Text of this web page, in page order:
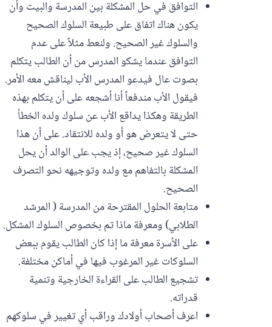
التوافق في حل المشكلة بين المدرسة والبيت وأن
يكون هناك اتفاق على طبيعة السلوك الصحيح
والسلوك غير الصحيح. ولنعط مثلاً على عدم
التوافق عندما يشكو المدرس من أن الطالب يتكلم
بصوت عال فيدعو المدرس الأب ليناقش معه الأمر.
فيقول الأب مندفعاً أنا أشجعه على أن يتكلم بهذه
الطريقة وهكذا يداقع الأب عن سلوك ولده الخطأ
حتى لا يتعرض هو أو ولده للانتقاد. على أن هذا
السلوك غير صحيح، إذ يجب على الوالد أن يحل
المشكلة بالتفاهم مع ولده وتوجيهه نحو التصرف
الصحيح.
متابعة الحلول المقترحة من المدرسة ( المرشد
الطلابي) ومعرفة ماذا تم بخصوص السلوك المشكل.
على الأسرة معرفة ما إذا كان الطالب يقوم ببعض
السلوكات غير المرغوب فيها في أماكن مختلفة.
‏تشجيع الطالب على القراءة الخارجية وتنمية
قدراته‎.
‏اعرف أصحاب أولادك وراقب أي تغيير في سلوكهم